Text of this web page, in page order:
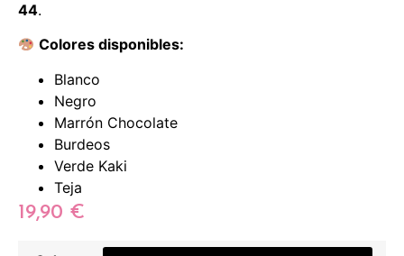
44.
Colores disponibles:
Blanco
Negro
Marrón Chocolate
Burdeos
Verde Kaki
Teja
19,90 €